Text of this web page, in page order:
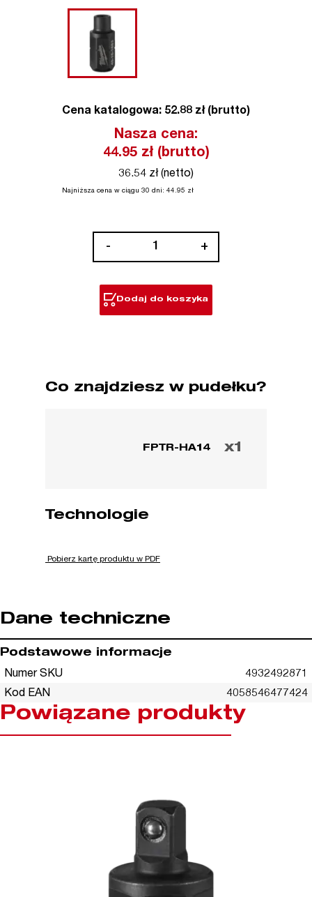
Cena katalogowa: 52.88 zł (brutto)
Nasza cena:
44.95zł (brutto)
36.54 zł (netto)
Najniższa cena w ciągu 30 dni: 44.95 zł
- +
Dodaj do koszyka
Co znajdziesz w pudełku?
FPTR-HA14 x1
Technologie
Pobierz kartę produktu w PDF
Dane techniczne
Podstawowe informacje
Numer SKU
4932492871
Kod EAN
4058546477424
Powiązane produkty